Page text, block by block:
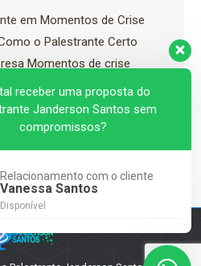
em Momentos de Crise
o Palestrante Certo
Momentos de crise
para as empresas.
nas vendas, desmotivação
inesperadas no mercado
e impactar diretamente os
o papel de…
receber uma proposta do
Janderson Santos sem
compromissos?
Relacionamento com o cliente
Vanessa Santos
Disponível